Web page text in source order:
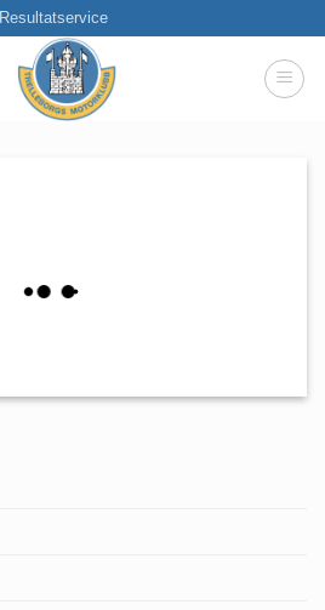
Resultatservice